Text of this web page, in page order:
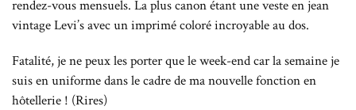
rendez-vous mensuels. La plus canon étant une veste en jean
vintage Levi’s avec un imprimé coloré incroyable au dos.
Fatalité, je ne peux les porter que le week-end car la semaine je
suis en uniforme dans le cadre de ma nouvelle fonction en
hôtellerie ! (Rires)